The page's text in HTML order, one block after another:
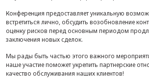
Конференция предоставляет уникальную
встретиться лично, обсудить возобновление
оценку рисков перед основным периодом
заключения новых сделок.
Мы рады быть частью этого важного
наше участие поможет укрепить партнерские
качество обслуживания наших клиентов!